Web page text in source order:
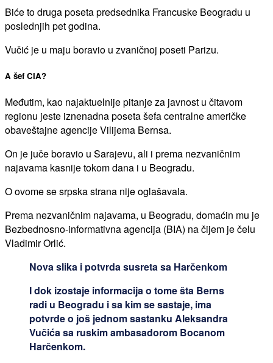
Biće to druga poseta predsednika Francuske Beogradu u
poslednjih pet godina.
Vučić je u maju boravio u zvaničnoj poseti Parizu.
A šef CIA?
Međutim, kao najaktuelnije pitanje za javnost u čitavom
regionu jeste iznenadna poseta šefa centralne američke
obaveštajne agencije Vilijema Bernsa.
On je juče boravio u Sarajevu, ali i prema nezvaničnim
najavama kasnije tokom dana i u Beogradu.
O ovome se srpska strana nije oglašavala.
Prema nezvaničnim najavama, u Beogradu, domaćin mu je
Bezbednosno-informativna agencija (BIA) na čijem je čelu
Vladimir Orlić.
Nova slika i potvrda susreta sa Harčenkom
I dok izostaje informacija o tome šta Berns
radi u Beogradu i sa kim se sastaje, ima
potvrde o još jednom sastanku Aleksandra
Vučića sa ruskim ambasadorom Bocanom
Harčenkom.